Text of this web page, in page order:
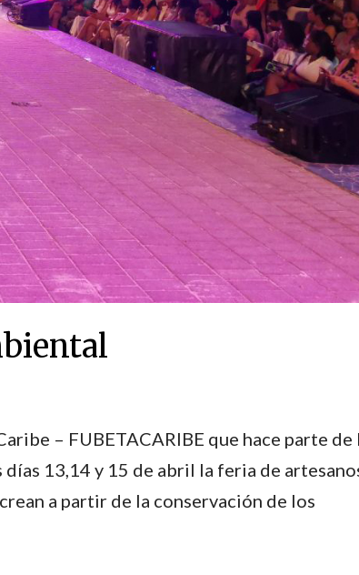
– FUBETACARIBE que hace parte de
13,14 y 15 de abril la feria de
a partir de la conservación de los